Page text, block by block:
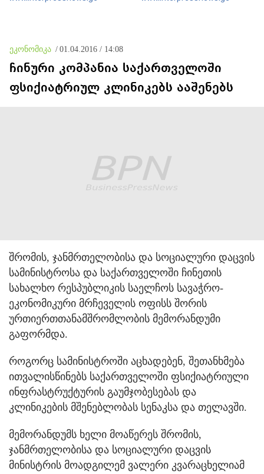
აძლიერებს ივანიშვილის
რეგიონში, რუსეთის და
ეკონომიკა / 01.04.2016 / 14:08
ჩინური კომპანია საქართველოში
ფსიქიატრიულ კლინიკებს ააშენებს
შრომის, ჯანმრთელობისა და სოციალური დაცვის
სამინისტროსა და საქართველოში ჩინეთის
სახალხო რესპუბლიკის საელჩოს სავაჭრო-
ეკონომიკური მრჩეველის ოფისს შორის
ურთიერთთანამშრომლობის მემორანდუმი
გაფორმდა.
როგორც სამინისტროში აცხადებენ, შეთანხმება
ითვალისწინებს საქართველოში ფსიქიატრიული
ინფრასტრუქტურის გაუმჯობესებას და
კლინიკების მშენებლობას სენაკსა და თელავში.
მემორანდუმს ხელი მოაწერეს შრომის,
ჯანმრთელობისა და სოციალური დაცვის
მინისტრის მოადგილემ ვალერი კვარაცხელიამ